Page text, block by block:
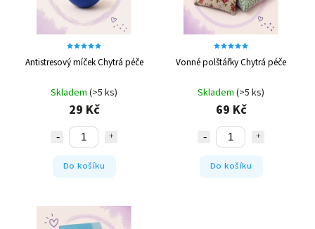
Antistresový míček Chytrá péče
Skladem (>5 ks)
29 Kč
Do košíku
Vonné polštářky Chytrá péče
Skladem (>5 ks)
69 Kč
Do košíku